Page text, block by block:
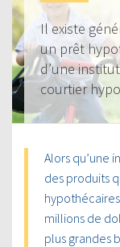
Il existe
un prêt
d’une
courtier
Alors qu’une
des produits
millions de
plus grandes